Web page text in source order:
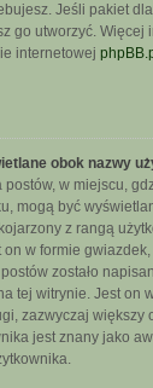
Jeśli pakiet
go utworzyć. Więcej
internetowej
obok nazwy
w miejscu,
mogą być
z rangą
w formie
zostało
tej witrynie. Jest on
zazwyczaj większy
jest znany jako